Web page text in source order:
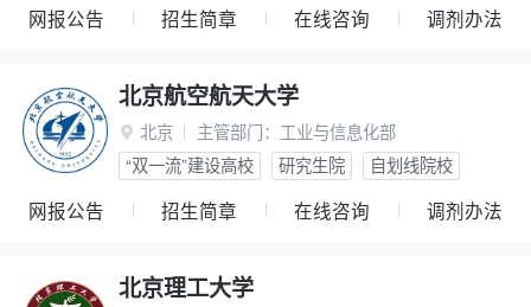
网报公告 招生简章 在线咨询 调剂办法
北京航空航天大学
 北京 主管部门： 工业与信息化部
“双一流”建设高校
研究生院 自划线院校
网报公告 招生简章 在线咨询 调剂办法
北京理工大学